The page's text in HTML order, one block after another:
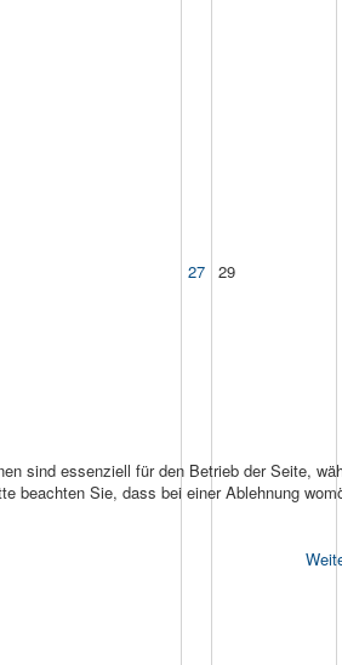
27 29
sind essenziell für den Betrieb der Seite,
beachten Sie, dass bei einer Ablehnung